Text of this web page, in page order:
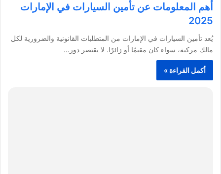
أهم المعلومات عن تأمين السيارات في الإمارات
2025
يُعد تأمين السيارات في الإمارات من المتطلبات القانونية والضرورية لكل
مالك مركبة، سواء كان مقيمًا أو زائرًا. لا يقتصر دور…
أكمل القراءة »